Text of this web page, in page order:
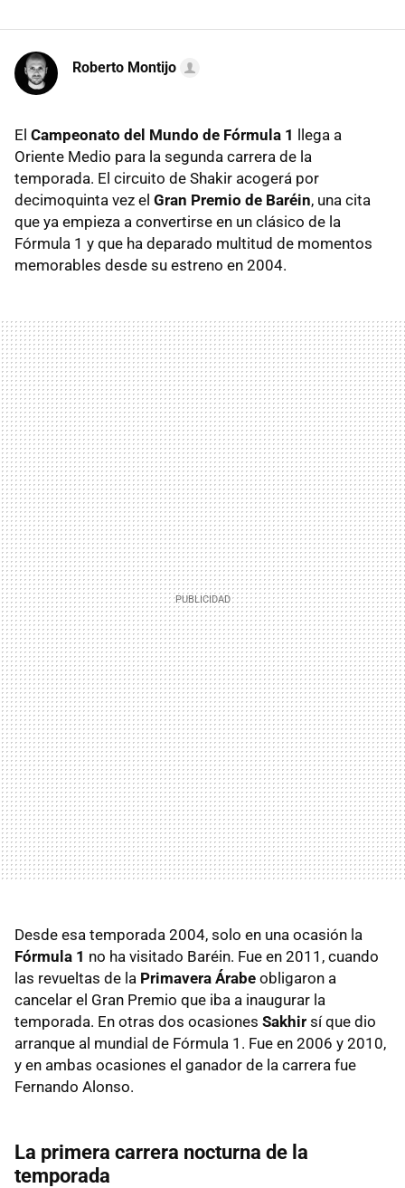
Roberto Montijo
El Campeonato del Mundo de Fórmula 1 llega a
Oriente Medio para la segunda carrera de la
temporada. El circuito de Shakir acogerá por
decimoquinta vez el Gran Premio de Baréin, una cita
que ya empieza a convertirse en un clásico de la
Fórmula 1 y que ha deparado multitud de momentos
memorables desde su estreno en 2004.
Desde esa temporada 2004, solo en una ocasión la
Fórmula 1 no ha visitado Baréin. Fue en 2011, cuando
las revueltas de la Primavera Árabe obligaron a
cancelar el Gran Premio que iba a inaugurar la
temporada. En otras dos ocasiones Sakhir sí que dio
arranque al mundial de Fórmula 1. Fue en 2006 y 2010,
y en ambas ocasiones el ganador de la carrera fue
Fernando Alonso.
La primera carrera nocturna de la
temporada